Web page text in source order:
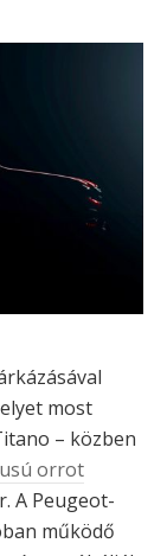
most
– közben
orrot
A Peugeot-
működő